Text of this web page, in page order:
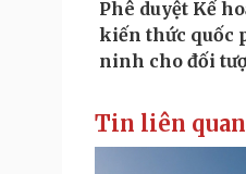
Tin liên quan